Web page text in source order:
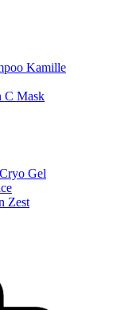
Kamille
C Mask
Gel
Zest